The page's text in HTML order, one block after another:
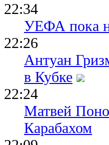
22:34
УЕФА пока
22:26
Антуан
в Кубке
22:24
Матвей
Карабахом